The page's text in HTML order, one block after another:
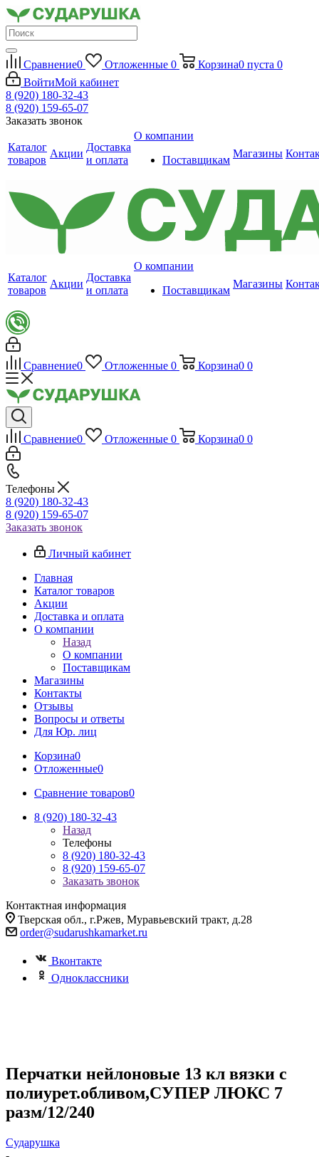
Сравнение0 Отложенные 0 Корзина0 пуста 0
ВойтиМой кабинет
8 (920) 180-32-43
8 (920) 159-65-07
Заказать звонок
Каталог
товаров
Акции
Доставка
и оплата
О компании
Поставщикам
Магазины
Каталог
товаров
Акции
Доставка
и оплата
О компании
Поставщикам
Магазины
Сравнение0 Отложенные 0 Корзина0 0
Сравнение0 Отложенные 0 Корзина0 0
Телефоны
8 (920) 180-32-43
8 (920) 159-65-07
Заказать звонок
Личный кабинет
Главная
Каталог товаров
Акции
Доставка и оплата
О компании
Назад
О компании
Поставщикам
Магазины
Контакты
Отзывы
Вопросы и ответы
Для Юр. лиц
Корзина0
Отложенные0
Сравнение товаров0
8 (920) 180-32-43
Назад
Телефоны
8 (920) 180-32-43
8 (920) 159-65-07
Заказать звонок
Контактная информация
Тверская обл., г.Ржев, Муравьевский тракт, д.28
order@sudarushkamarket.ru
Вконтакте
Одноклассники
Перчатки нейлоновые 13 кл вязки с
полиурет.обливом,СУПЕР ЛЮКС 7
разм/12/240
Сударушка